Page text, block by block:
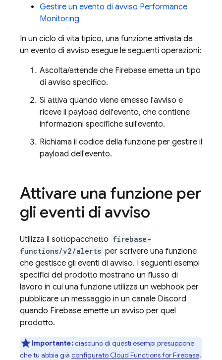
Gestire un evento di avviso Performance
Monitoring
In un ciclo di vita tipico, una funzione attivata da
un evento di avviso esegue le seguenti operazioni:
Ascolta/attende che Firebase emetta un tipo
di avviso specifico.
Si attiva quando viene emesso l'avviso e
riceve il payload dell'evento, che contiene
informazioni specifiche sull'evento.
Richiama il codice della funzione per gestire il
payload dell'evento.
Attivare una funzione per
gli eventi di avviso
Utilizza il sottopacchetto firebase-
functions/v2/alerts per scrivere una funzione
che gestisce gli eventi di avviso. I seguenti esempi
specifici del prodotto mostrano un flusso di
lavoro in cui una funzione utilizza un webhook per
pubblicare un messaggio in un canale Discord
quando Firebase emette un avviso per quel
prodotto.
Importante:ciascuno di questi esempi presuppone
che tu abbia già configurato Cloud Functions for Firebase.